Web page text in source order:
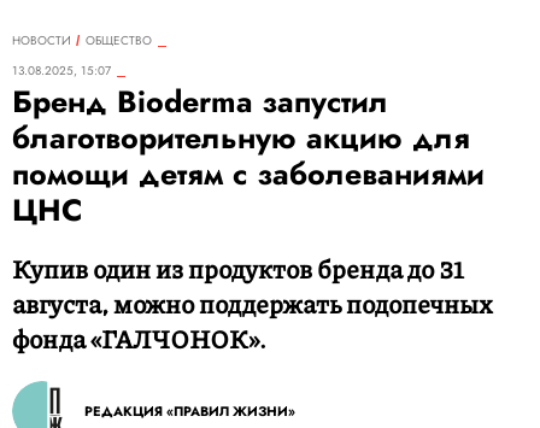
НОВОСТИ
ОБЩЕСТВО
13.08.2025, 15:07
Бренд Bioderma запустил
благотворительную акцию для
помощи детям с заболеваниями
ЦНС
Купив один из продуктов бренда до 31
августа, можно поддержать подопечных
фонда «ГАЛЧОНОК».
РЕДАКЦИЯ «ПРАВИЛ ЖИЗНИ»